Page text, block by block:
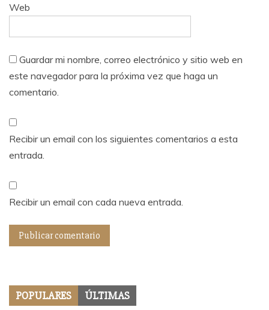
Web
Guardar mi nombre, correo electrónico y sitio web en
este navegador para la próxima vez que haga un
comentario.
Recibir un email con los siguientes comentarios a esta
entrada.
Recibir un email con cada nueva entrada.
POPULARES ÚLTIMAS